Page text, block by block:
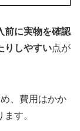
前に実物を確認
りしやすい点が
、費用はかか
す。